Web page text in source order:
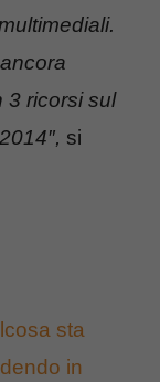
3 ricorsi sul
si
sta
in